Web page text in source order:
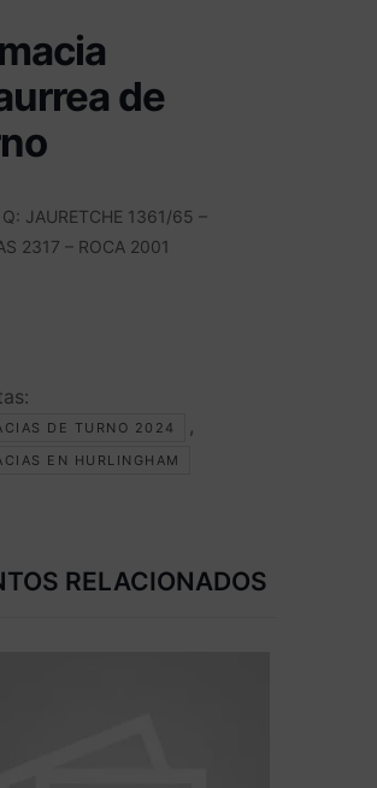
de
Q: JAURETCHE 1361/65 –
2317 – ROCA 2001
DE TURNO 2024 ,
EN HURLINGHAM
RELACIONADOS